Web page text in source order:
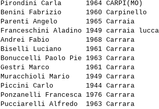
Pirondini Carla
1964
Benini Fabrizio
1960
Parenti Angelo
1965 Carraia
Franceschini Aladino 1949 carraia
Andrei Fabio
1968 Carrara
Biselli Luciano
1961 Carrara
Bonuccelli Paolo Pie 1963 Carrara
Gestri Marco
1961 Carrara
Muracchioli Mario
1949 Carrara
Piccini Carlo
1944 Carrara
Ponzanelli Francesca 1976 Carrara
Pucciarelli Alfredo
1963 Carrara